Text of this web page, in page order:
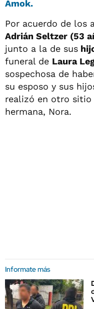
Amok.
Por acuerdo de los
Adrián Seltzer (53
junto a la de sus
funeral de Laura
sospechosa de
su esposo y sus
realizó en otro sitio
hermana, Nora.
Informate más